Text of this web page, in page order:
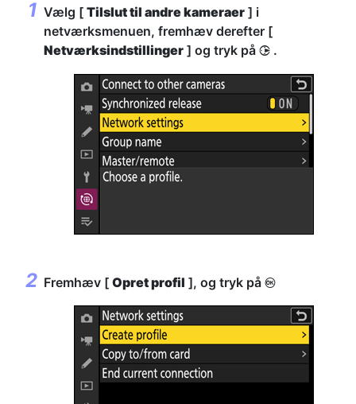
Vælg [ Tilslut til andre kameraer ] i
netværksmenuen, fremhæv derefter [
Netværksindstillinger ] og tryk på 2 .
Fremhæv [ Opret profil ], og tryk på J